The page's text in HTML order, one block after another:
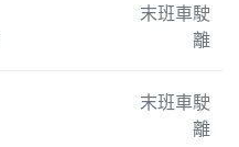
末班車駛
離
末班車駛
離